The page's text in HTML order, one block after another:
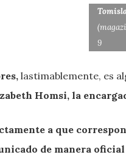
9
lastimablemente, es
Homsi, la
a que
de manera oficial